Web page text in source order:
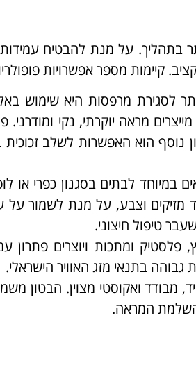
בתהליך. על מנת להבטיח
קיימות מספר אפשרויות
לסגירת מרפסות היא שימוש
מראה יוקרתי, נקי ומודרני.
נוסף הוא האפשרות לשלב זכוכית
לבתים בסגנון כפרי או
וצבע, על מנת לשמור על
טיפול חיצוני.
ומתכות ויוצרים פתרון
גבוהה בתנאי מזג האוויר הישראלי.
מבודד ואקוסטי מצוין. הבטון
המראה.